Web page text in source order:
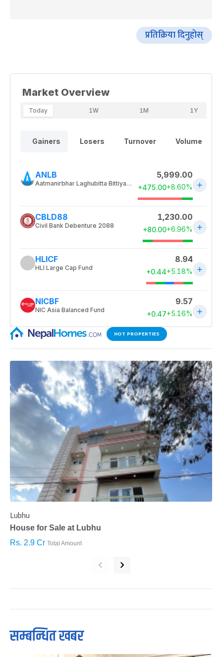
प्रतिक्रिया दिनुहोस्
HOT PROPERTIES
Lubhu
House for Sale at Lubhu
Rs. 2.9 Cr Total Amount
‹ ›
सम्बन्धित खबर